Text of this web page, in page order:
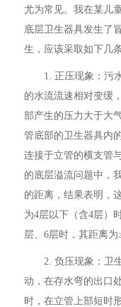
尤为常见。我在某儿
底层卫生器具发生了
生，应该采取如下几
1. 正压现象：污
的水流流速相对变缓
部产生的压力大于大
管底部的卫生器具内
连接于立管的横支管
的底层溢流问题中，
的距离，结果表明，
为4层以下（含4层）
层、6层时，其距离为
2. 负压现象：卫
动，在存水弯的出口
时，在立管上部短时